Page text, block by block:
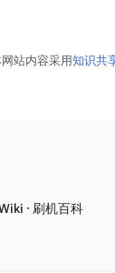
站内容采用知识共
· 刷机百科